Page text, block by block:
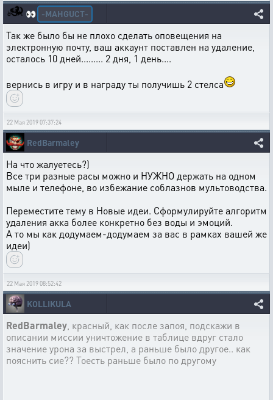
👀 -MAHGUCT-
Так же было бы не плохо сделать оповещения на
электронную почту, ваш аккаунт поставлен на удаление,
осталось 10 дней......... 2 дня, 1 день....
вернись в игру и в награду ты получишь 2 стелса
22 Мая 2019 07:37:24
RedBarmaley
На что жалуетесь?)
Все три разные расы можно и НУЖНО держать на одном
мыле и телефоне, во избежание соблазнов мультоводства.
Переместите тему в Новые идеи. Сформулируйте алгоритм
удаления акка более конкретно без воды и эмоций.
А то мы как додумаем-додумаем за вас в рамках вашей же
идеи)
22 Мая 2019 08:52:42
KOLLIKULA
RedBarmaley , красный, как после запоя, подскажи в
описании миссии уничтожение в таблице вдруг стало
значение урона за выстрел, а раньше было другое.. как
пояснить сие?? Тоесть раньше было по другому